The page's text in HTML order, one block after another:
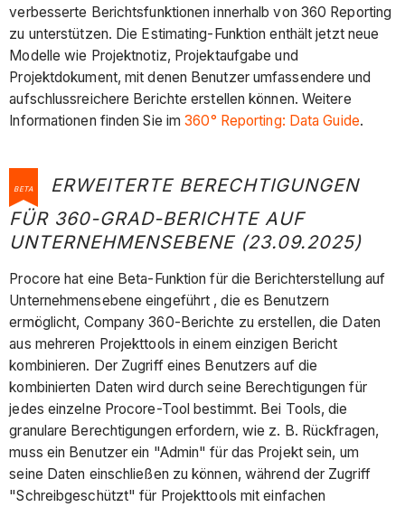
verbesserte Berichtsfunktionen innerhalb von 360 Reporting
zu unterstützen. Die Estimating-Funktion enthält jetzt neue
Modelle wie Projektnotiz, Projektaufgabe und
Projektdokument, mit denen Benutzer umfassendere und
aufschlussreichere Berichte erstellen können. Weitere
Informationen finden Sie im360° Reporting: Data Guide.
BETA
ERWEITERTE BERECHTIGUNGEN
FÜR 360-GRAD-BERICHTE AUF
UNTERNEHMENSEBENE (23.09.2025)
Procore hat eine Beta-Funktion für die Berichterstellung auf
Unternehmensebene eingeführt , die es Benutzern
ermöglicht, Company 360-Berichte zu erstellen, die Daten
aus mehreren Projekttools in einem einzigen Bericht
kombinieren. Der Zugriff eines Benutzers auf die
kombinierten Daten wird durch seine Berechtigungen für
jedes einzelne Procore-Tool bestimmt. Bei Tools, die
granulare Berechtigungen erfordern, wie z. B. Rückfragen,
muss ein Benutzer ein "Admin" für das Projekt sein, um
seine Daten einschließen zu können, während der Zugriff
"Schreibgeschützt" für Projekttools mit einfachen